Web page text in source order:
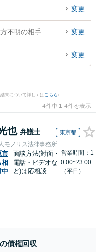
用、強みなどが注目されていま
弁護士を検索したい』『初回相
収を法律相談できる小田原市内
談者さんにおすすめです。
変更
不明の相手 変更
変更
果について詳しくは こちら)
4件中 1-4件を表示
也 弁護士 東京都
モノリス法律事務所
市
相
中
面談方法(対面・
電話・ビデオな
ど)は応相談
営業時間：1
0:00~23:00
（平日）
債権回収